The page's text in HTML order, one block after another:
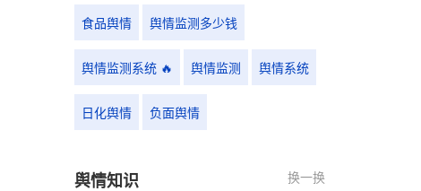
食品舆情 舆情监测多少钱
舆情监测系统 🔥 舆情监测 舆情系统
日化舆情 负面舆情
舆情知识 换一换